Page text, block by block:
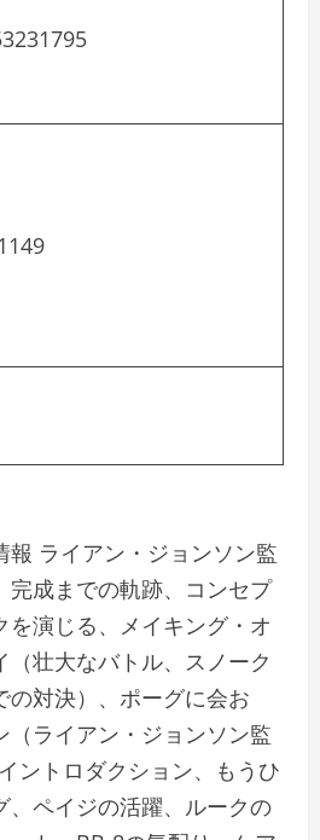
報 ライアン・ジョンソン監
完成までの軌跡、コンセプ
を演じる、メイキング・オ
（壮大なバトル、スノーク
の対決）、ポーグに会お
（ライアン・ジョンソン監
ントロダクション、もうひ
、ペイジの活躍、ルークの